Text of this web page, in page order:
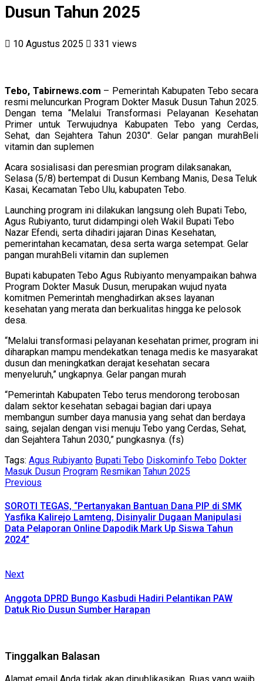
Dusun Tahun 2025
10 Agustus 2025 331 views
Tebo, Tabirnews.com – Pemerintah Kabupaten Tebo secara
resmi meluncurkan Program Dokter Masuk Dusun Tahun 2025.
Dengan tema “Melalui Transformasi Pelayanan Kesehatan
Primer untuk Terwujudnya Kabupaten Tebo yang Cerdas,
Sehat, dan Sejahtera Tahun 2030″. Gelar pangan murahBeli
vitamin dan suplemen
Acara sosialisasi dan peresmian program dilaksanakan,
Selasa (5/8) bertempat di Dusun Kembang Manis, Desa Teluk
Kasai, Kecamatan Tebo Ulu, kabupaten Tebo.
Launching program ini dilakukan langsung oleh Bupati Tebo,
Agus Rubiyanto, turut didampingi oleh Wakil Bupati Tebo
Nazar Efendi, serta dihadiri jajaran Dinas Kesehatan,
pemerintahan kecamatan, desa serta warga setempat. Gelar
pangan murahBeli vitamin dan suplemen
Bupati kabupaten Tebo Agus Rubiyanto menyampaikan bahwa
Program Dokter Masuk Dusun, merupakan wujud nyata
komitmen Pemerintah menghadirkan akses layanan
kesehatan yang merata dan berkualitas hingga ke pelosok
desa.
“Melalui transformasi pelayanan kesehatan primer, program ini
diharapkan mampu mendekatkan tenaga medis ke masyarakat
dusun dan meningkatkan derajat kesehatan secara
menyeluruh,” ungkapnya. Gelar pangan murah
“Pemerintah Kabupaten Tebo terus mendorong terobosan
dalam sektor kesehatan sebagai bagian dari upaya
membangun sumber daya manusia yang sehat dan berdaya
saing, sejalan dengan visi menuju Tebo yang Cerdas, Sehat,
dan Sejahtera Tahun 2030,” pungkasnya. (fs)
Tags: Agus Rubiyanto Bupati Tebo Diskominfo Tebo Dokter
Masuk Dusun Program Resmikan Tahun 2025
Continue
Reading
Previous
SOROTI TEGAS, “Pertanyakan Bantuan Dana PIP di SMK
Yasfika Kalirejo Lamteng, Disinyalir Dugaan Manipulasi
Data Pelaporan Online Dapodik Mark Up Siswa Tahun
2024”
NextNext
Anggota DPRD Bungo Kasbudi Hadiri Pelantikan PAW
Datuk Rio Dusun Sumber Harapan
Tinggalkan Balasan